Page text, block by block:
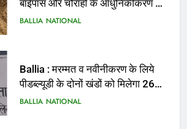
बाईपास और चौराहों के आधुनिकीकरण की
तैयारी तेज
BALLIA NATIONAL
Ballia : मरम्मत व नवीनीकरण के लिये
पीडब्ल्यूडी के दोनों खंडों को मिलेगा 26
करोड़
BALLIA NATIONAL